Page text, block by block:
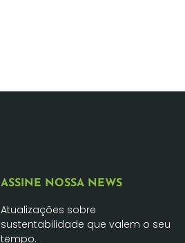
ASSINE NOSSA NEWS
Atualizações sobre
sustentabilidade que valem o seu
tempo.